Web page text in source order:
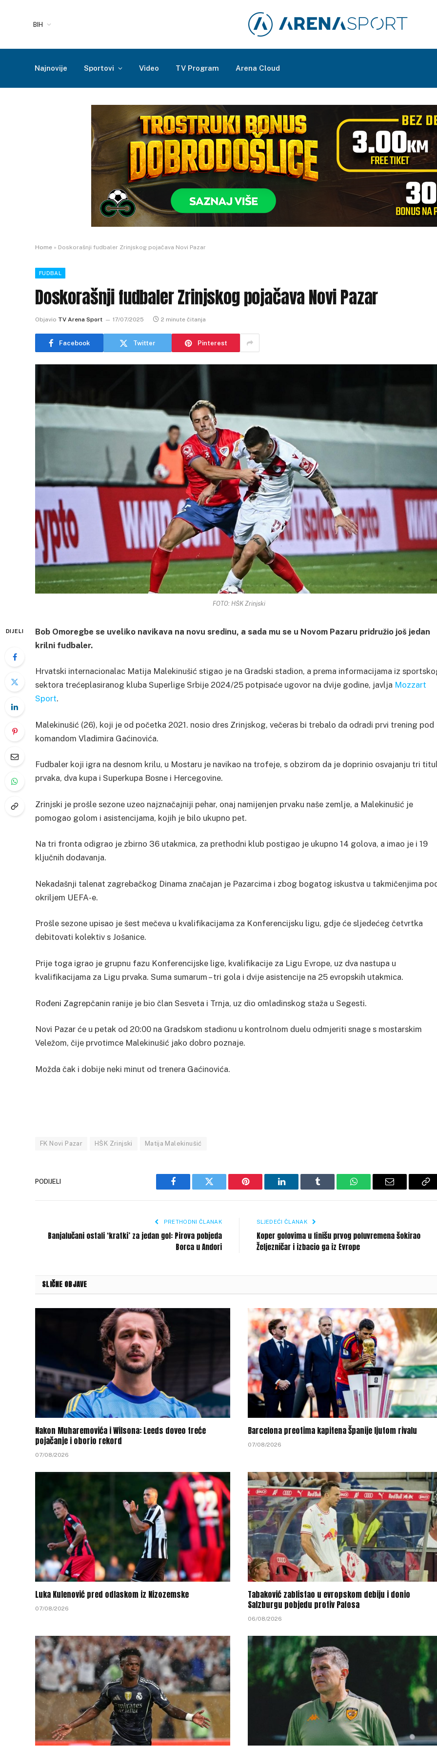
BIH
Najnovije Sportovi Video TV Program Arena Cloud
Home » Doskorašnji fudbaler Zrinjskog pojačava Novi Pazar
FUDBAL
Doskorašnji fudbaler Zrinjskog pojačava Novi Pazar
Objavio TV Arena Sport 17/07/2025 2 minute čitanja
Facebook Twitter Pinterest
FOTO: HŠK Zrinjski
DIJELI
Bob Omoregbe se uveliko navikava na novu sredinu, a sada mu se u Novom Pazaru pridružio još jedan
krilni fudbaler.
Hrvatski internacionalac Matija Malekinušić stigao je na Gradski stadion, a prema informacijama iz
sektora trećeplasiranog kluba Superlige Srbije 2024/25 potpisaće ugovor na dvije godine, javlja Mozzart
Sport.
Malekinušić (26), koji je od početka 2021. nosio dres Zrinjskog, večeras bi trebalo da odradi prvi trening pod
komandom Vladimira Gaćinovića.
Fudbaler koji igra na desnom krilu, u Mostaru je navikao na trofeje, s obzirom da je doprinio osvajanju tri
prvaka, dva kupa i Superkupa Bosne i Hercegovine.
Zrinjski je prošle sezone uzeo najznačajniji pehar, onaj namijenjen prvaku naše zemlje, a Malekinušić je
pomogao golom i asistencijama, kojih je bilo ukupno pet.
Na tri fronta odigrao je zbirno 36 utakmica, za prethodni klub postigao je ukupno 14 golova, a imao je i 19
ključnih dodavanja.
Nekadašnji talenat zagrebačkog Dinama značajan je Pazarcima i zbog bogatog iskustva u takmičenjima
okriljem UEFA-e.
Prošle sezone upisao je šest mečeva u kvalifikacijama za Konferencijsku ligu, gdje će sljedećeg četvrtka
debitovati kolektiv s Jošanice.
Prije toga igrao je grupnu fazu Konferencijske lige, kvalifikacije za Ligu Evrope, uz dva nastupa u
kvalifikacijama za Ligu prvaka. Suma sumarum – tri gola i dvije asistencije na 25 evropskih utakmica.
Rođeni Zagrepčanin ranije je bio član Sesveta i Trnja, uz dio omladinskog staža u Segesti.
Novi Pazar će u petak od 20:00 na Gradskom stadionu u kontrolnom duelu odmjeriti snage s mostarskim
Veležom, čije prvotimce Malekinušić jako dobro poznaje.
Možda čak i dobije neki minut od trenera Gaćinovića.
FK Novi Pazar HŠK Zrinjski Matija Malekinušić
PODIJELI
Facebook Twitter Pinterest LinkedIn Tumblr WhatsAppEmail
PRETHODNI ČLANAK
Banjalučani ostali ‘kratki’ za jedan gol: Pirova pobjeda
Borca u Andori
SLJEDEĆI ČLANAK
Koper golovima u finišu prvog poluvremena šokirao
Željezničar i izbacio ga iz Evrope
SLIČNE OBJAVE
Nakon Muharemovića i Wilsona: Leeds doveo treće
pojačanje i oborio rekord
07/08/2026
Barcelona preotima kapitena Španije ljutom rivalu
07/08/2026
Luka Kulenović pred odlaskom iz Nizozemske
07/08/2026
Tabaković zablistao u evropskom debiju i donio
Salzburgu pobjedu protiv Pafosa
06/08/2026